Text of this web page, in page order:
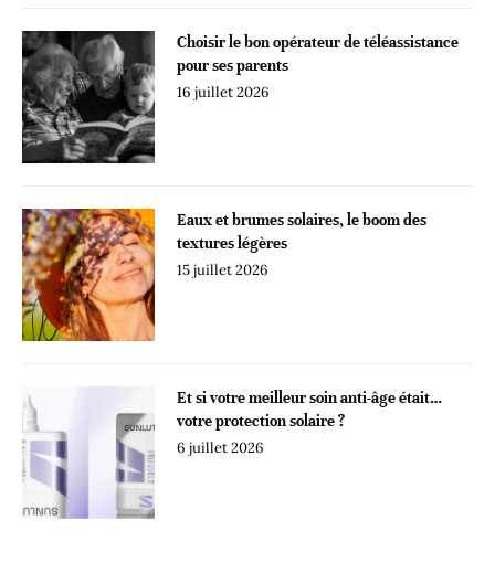
Choisir le bon opérateur de téléassistance
pour ses parents
16 juillet 2026
Eaux et brumes solaires, le boom des
textures légères
15 juillet 2026
Et si votre meilleur soin anti-âge était…
votre protection solaire ?
6 juillet 2026